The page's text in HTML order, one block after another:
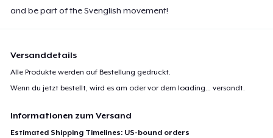
and be part of the Svenglish movement!
Versanddetails
Alle Produkte werden auf Bestellung gedruckt.
Wenn du jetzt bestellt, wird es am oder vor demloading... versandt.
Informationen zum Versand
Estimated Shipping Timelines: US-bound orders